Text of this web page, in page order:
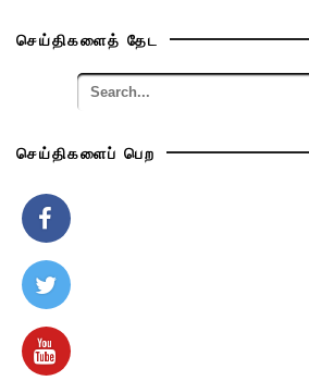
செய்திகளைத் தேட
செய்திகளைப் பெற